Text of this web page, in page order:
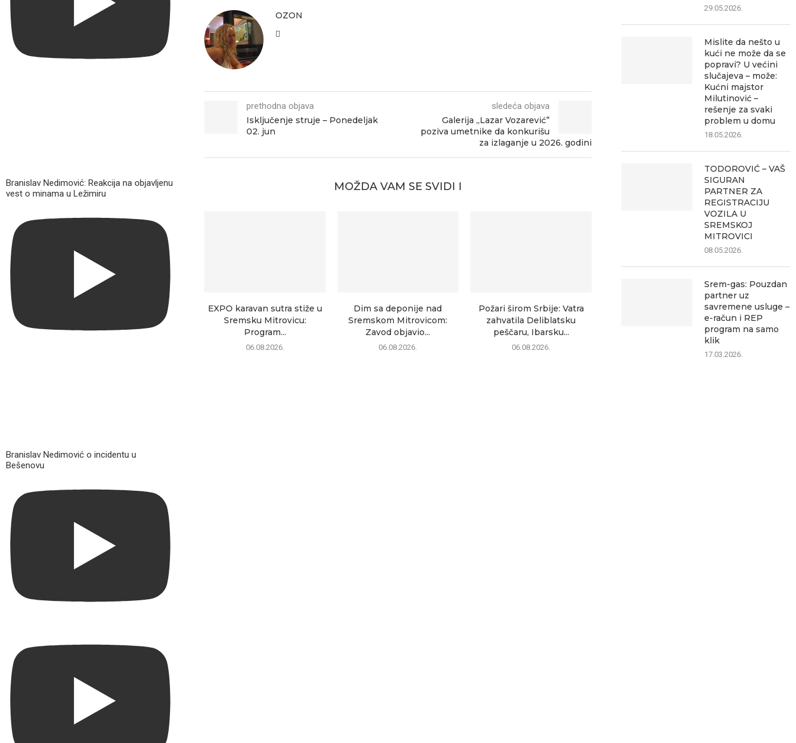
OZON
prethodna objava
Isključenje struje – Ponedeljak
02. jun
sledeća objava
Galerija „Lazar Vozarević”
poziva umetnike da konkurišu
za izlaganje u 2026. godini
MOŽDA VAM SE SVIDI I
EXPO karavan sutra stiže u
Sremsku Mitrovicu:
Program...
06.08.2026.
Dim sa deponije nad
Sremskom Mitrovicom:
Zavod objavio...
06.08.2026.
Požari širom Srbije: Vatra
zahvatila Deliblatsku
peščaru, Ibarsku...
06.08.2026.
29.05.2026.
Mislite da nešto u
kući ne može da se
popravi? U većini
slučajeva – može:
Kućni majstor
Milutinović –
rešenje za svaki
problem u domu
18.05.2026.
TODOROVIĆ – VAŠ
SIGURAN
PARTNER ZA
REGISTRACIJU
VOZILA U
SREMSKOJ
MITROVICI
08.05.2026.
Srem-gas: Pouzdan
partner uz
savremene usluge –
e-račun i REP
program na samo
klik
17.03.2026.
Branislav Nedimović: Reakcija na objavljenu
vest o minama u Ležimiru
Branislav Nedimović o incidentu u
Bešenovu